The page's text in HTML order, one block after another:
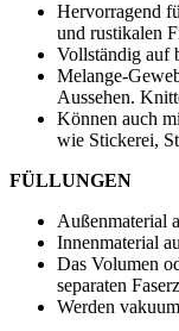
Hervorragend
und rustikalen
Vollständig auf
Melange-
Aussehen.
Können auch
wie Stickerei,
FÜLLUNGEN
Außenmaterial
Innenmaterial
Das Volumen
separaten
Werden